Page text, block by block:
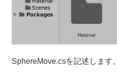
SphereMove.csを記述します。